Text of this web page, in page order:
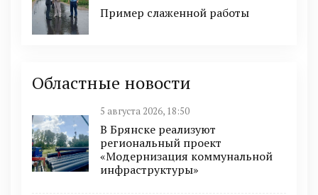
Пример слаженной работы
Областные новости
5 августа 2026, 18:50
В Брянске реализуют
региональный проект
«Модернизация коммунальной
инфраструктуры»